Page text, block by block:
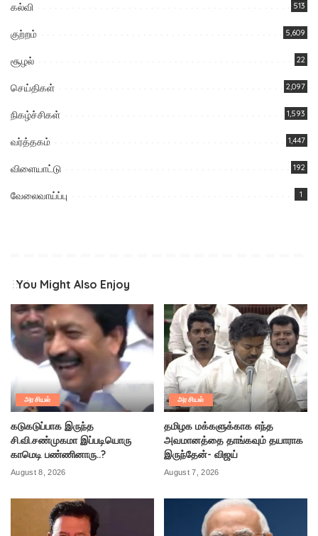
கல்வி 513
குற்றம் 5,609
சூழல் 22
செய்திகள் 2,097
நிகழ்ச்சிகள் 1,593
வர்த்தகம் 1,447
விளையாட்டு 192
வேலைவாய்ப்பு 1
You Might Also Enjoy
அரசியல்
கடுகடுப்பாக இருந்த
சி.வி.சண்முகமா இப்படியொரு
காமெடி பண்ணினாரு..?
August 8, 2026
அரசியல்
தமிழக மக்களுக்காக எந்த
அவமானத்தை தாங்கவும் தயாராக
இருந்தேன்- விஜய்
August 7, 2026